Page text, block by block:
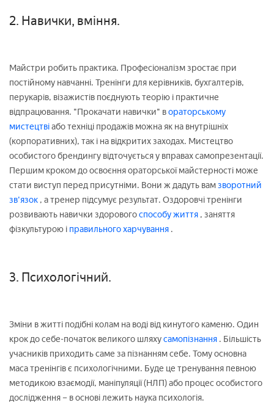
2. Навички, вміння.
Майстри робить практика. Професіоналізм зростає при
постійному навчанні. Тренінги для керівників, бухгалтерів,
перукарів, візажистів поєднують теорію і практичне
відпрацювання. "Прокачати навички" вораторському
мистецтвіабо техніці продажів можна як на внутрішніх
(корпоративних), так і на відкритих заходах. Мистецтво
особистого брендингу відточується у вправах самопрезентації.
Першим кроком до освоєння ораторської майстерності може
стати виступ перед присутніми. Вони ж дадуть вамзворотний
зв'язок , а тренер підсумує результат. Оздоровчі тренінги
розвивають навички здоровогоспособу життя , заняття
фізкультурою і правильного харчування .
3. Психологічний.
Зміни в житті подібні колам на воді від кинутого каменю. Один
крок до себе-початок великого шляхусамопізнання . Більшість
учасників приходить саме за пізнанням себе. Тому основна
маса тренінгів є психологічними. Буде це тренування певною
методикою взаємодії, маніпуляції (НЛП) або процес особистого
дослідження – в основі лежить наука психологія.